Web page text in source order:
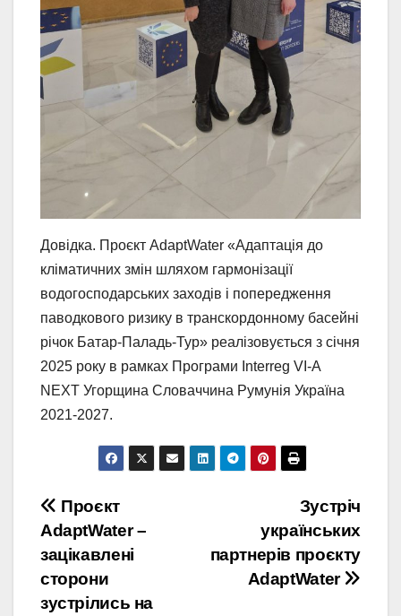
Довідка. Проєкт AdaptWater «Адаптація до
кліматичних змін шляхом гармонізації
водогосподарських заходів і попередження
паводкового ризику в транскордонному басейні
річок Батар-Паладь-Тур» реалізовується з січня
2025 року в рамках Програми Interreg VI-A
NEXT Угорщина Словаччина Румунія Україна
2021-2027.
Навігація
записів
Зустріч
українських
партнерів проєкту
AdaptWater
Проєкт
AdaptWater –
зацікавлені
сторони
зустрілись на